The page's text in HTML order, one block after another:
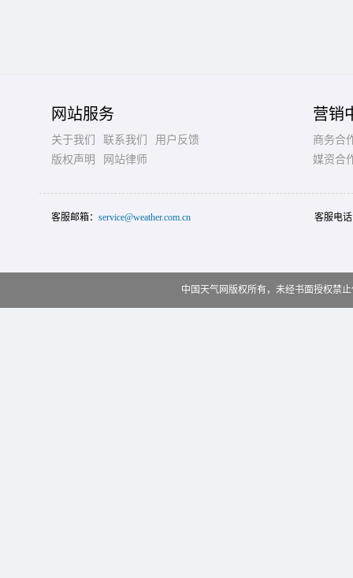
网站服务
关于我们 联系我们
用户反馈
版权声明
网站律师
营销
商务合
媒资合
客服邮箱： service@weather.com.cn 客服电
中国天气网版权所有，未经书面授权